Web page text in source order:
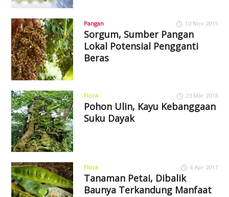
Pangan 10 Nov 2015
Sorgum, Sumber Pangan
Lokal Potensial Pengganti
Beras
Flora 23 Mar 2018
Pohon Ulin, Kayu Kebanggaan
Suku Dayak
Flora 4 Apr 2017
Tanaman Petai, Dibalik
Baunya Terkandung Manfaat